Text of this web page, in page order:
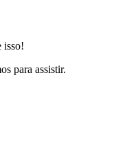
isso!
para assistir.